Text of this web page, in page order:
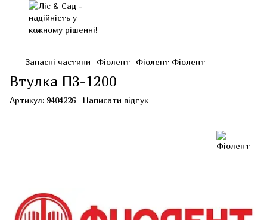
Запасні частини Фіолент Фіолент Фіолент
Втулка П3-1200
Артикул: 9404226 Написати відгук